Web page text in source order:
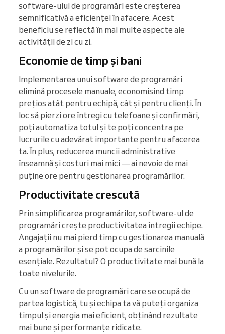
software-ului de programări este creșterea
semnificativă a eficienței în afacere. Acest
beneficiu se reflectă în mai multe aspecte ale
activității de zi cu zi.
Economie de timp și bani
Implementarea unui software de programări
elimină procesele manuale, economisind timp
prețios atât pentru echipă, cât și pentru clienți. În
loc să pierzi ore întregi cu telefoane și confirmări,
poți automatiza totul și te poți concentra pe
lucrurile cu adevărat importante pentru afacerea
ta. În plus, reducerea muncii administrative
înseamnă și costuri mai mici — ai nevoie de mai
puține ore pentru gestionarea programărilor.
Productivitate crescută
Prin simplificarea programărilor, software-ul de
programări crește productivitatea întregii echipe.
Angajații nu mai pierd timp cu gestionarea manuală
a programărilor și se pot ocupa de sarcinile
esențiale. Rezultatul? O productivitate mai bună la
toate nivelurile.
Cu un software de programări care se ocupă de
partea logistică, tu și echipa ta vă puteți organiza
timpul și energia mai eficient, obținând rezultate
mai bune și performanțe ridicate.